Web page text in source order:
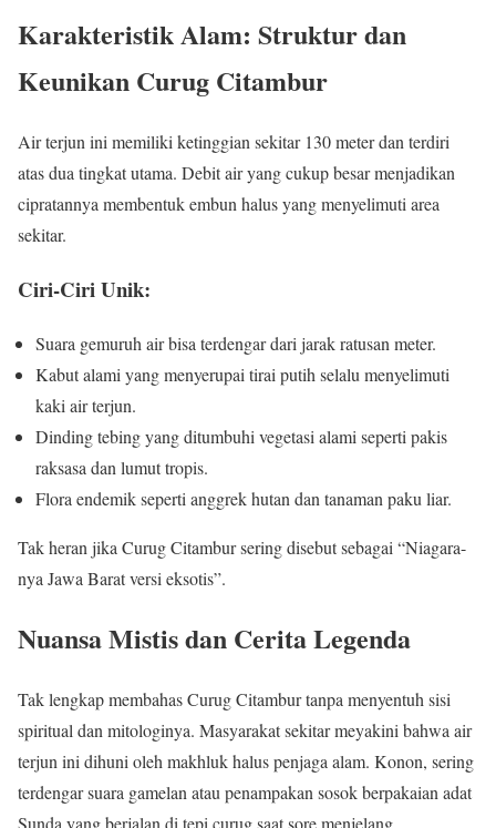
Karakteristik Alam: Struktur dan
Keunikan Curug Citambur
Air terjun ini memiliki ketinggian sekitar 130 meter dan terdiri
atas dua tingkat utama. Debit air yang cukup besar menjadikan
cipratannya membentuk embun halus yang menyelimuti area
sekitar.
Ciri-Ciri Unik:
Suara gemuruh air bisa terdengar dari jarak ratusan meter.
Kabut alami yang menyerupai tirai putih selalu menyelimuti
kaki air terjun.
Dinding tebing yang ditumbuhi vegetasi alami seperti pakis
raksasa dan lumut tropis.
Flora endemik seperti anggrek hutan dan tanaman paku liar.
Tak heran jika Curug Citambur sering disebut sebagai “Niagara-
nya Jawa Barat versi eksotis”.
Nuansa Mistis dan Cerita Legenda
Tak lengkap membahas Curug Citambur tanpa menyentuh sisi
spiritual dan mitologinya. Masyarakat sekitar meyakini bahwa air
terjun ini dihuni oleh makhluk halus penjaga alam. Konon, sering
terdengar suara gamelan atau penampakan sosok berpakaian adat